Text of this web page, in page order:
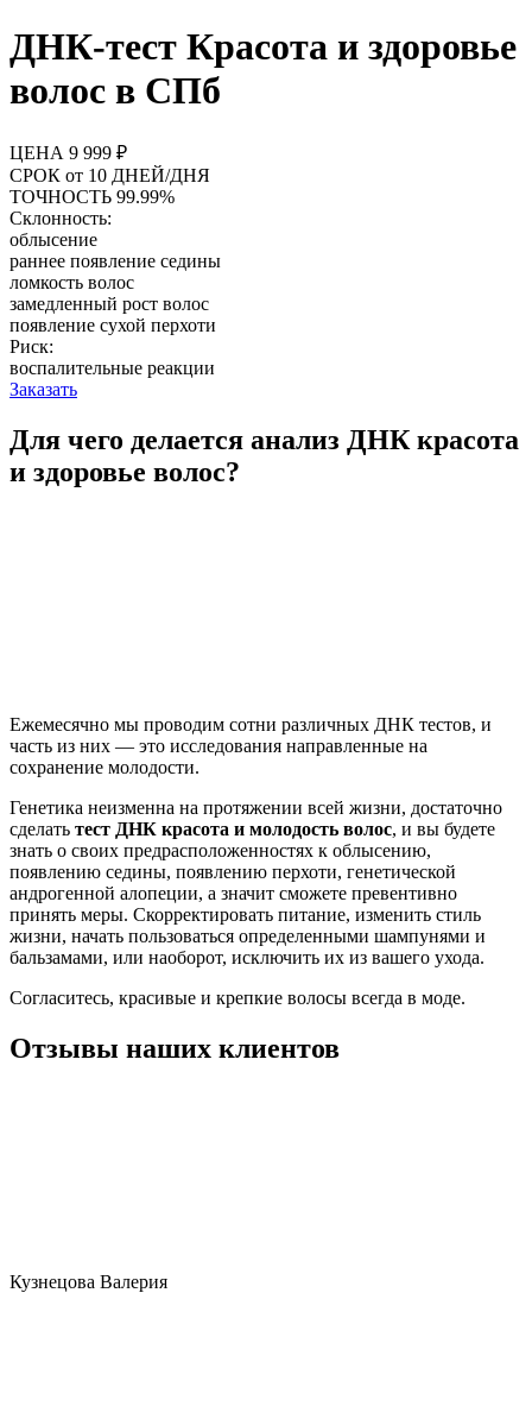
ДНК-тест Красота и здоровье
волос в СПб
ЦЕНА 9 999 ₽
СРОК от 10 ДНЕЙ/ДНЯ
ТОЧНОСТЬ 99.99%
Склонность:
облысение
раннее появление седины
ломкость волос
замедленный рост волос
появление сухой перхоти
Риск:
воспалительные реакции
Заказать
Для чего делается анализ ДНК красота
и здоровье волос?
Ежемесячно мы проводим сотни различных ДНК тестов, и
часть из них — это исследования направленные на
сохранение молодости.
Генетика неизменна на протяжении всей жизни, достаточно
сделать тест ДНК красота и молодость волос, и вы будете
знать о своих предрасположенностях к облысению,
появлению седины, появлению перхоти, генетической
андрогенной алопеции, а значит сможете превентивно
принять меры. Скорректировать питание, изменить стиль
жизни, начать пользоваться определенными шампунями и
бальзамами, или наоборот, исключить их из вашего ухода.
Согласитесь, красивые и крепкие волосы всегда в моде.
Отзывы наших клиентов
Кузнецова Валерия